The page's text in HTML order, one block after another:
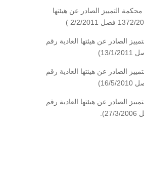
التمييز الصادر عن هيئتها
الصادر عن هيئتها العادية رقم
الصادر عن هيئتها العادية رقم
الصادر عن هيئتها العادية رقم